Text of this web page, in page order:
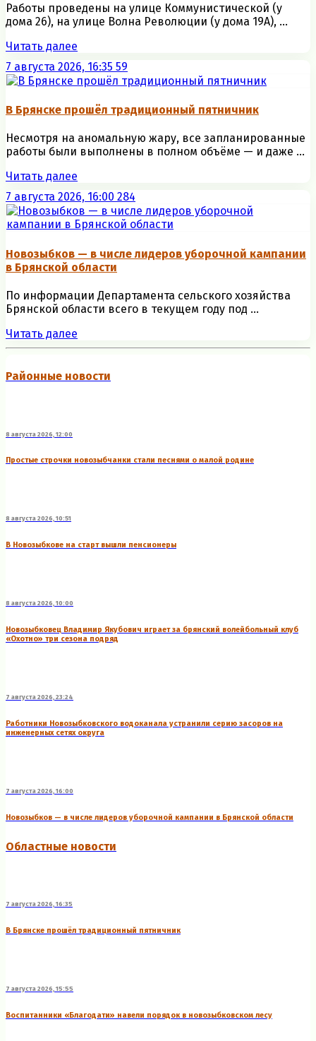
Работы проведены на улице Коммунистической (у
дома 26), на улице Волна Революции (у дома 19А), ...
Читать далее
7 августа 2026, 16:35 59
В Брянске прошёл традиционный пятничник
Несмотря на аномальную жару, все запланированные
работы были выполнены в полном объёме — и даже ...
Читать далее
7 августа 2026, 16:00 284
Новозыбков — в числе лидеров уборочной кампании
в Брянской области
По информации Департамента сельского хозяйства
Брянской области всего в текущем году под ...
Читать далее
Районные новости
8 августа 2026, 12:00
Простые строчки новозыбчанки стали песнями о малой родине
8 августа 2026, 10:51
В Новозыбкове на старт вышли пенсионеры
8 августа 2026, 10:00
Новозыбковец Владимир Якубович играет за брянский волейбольный клуб
«Охотно» три сезона подряд
7 августа 2026, 23:24
Работники Новозыбковского водоканала устранили серию засоров на
инженерных сетях округа
7 августа 2026, 16:00
Новозыбков — в числе лидеров уборочной кампании в Брянской области
Областные новости
7 августа 2026, 16:35
В Брянске прошёл традиционный пятничник
7 августа 2026, 15:55
Воспитанники «Благодати» навели порядок в новозыбковском лесу